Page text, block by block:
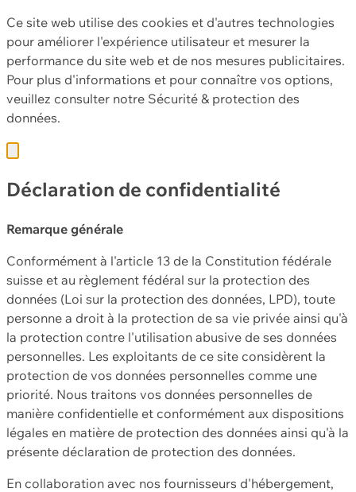
Ce site web utilise des cookies et d'autres technologies
pour améliorer l'expérience utilisateur et mesurer la
performance du site web et de nos mesures publicitaires.
Pour plus d'informations et pour connaître vos options,
veuillez consulter notre Sécurité & protection des
données.
Déclaration de confidentialité
Remarque générale
Conformément à l'article 13 de la Constitution fédérale
suisse et au règlement fédéral sur la protection des
données (Loi sur la protection des données, LPD), toute
personne a droit à la protection de sa vie privée ainsi qu'à
la protection contre l'utilisation abusive de ses données
personnelles. Les exploitants de ce site considèrent la
protection de vos données personnelles comme une
priorité. Nous traitons vos données personnelles de
manière confidentielle et conformément aux dispositions
légales en matière de protection des données ainsi qu'à la
présente déclaration de protection des données.
En collaboration avec nos fournisseurs d'hébergement,